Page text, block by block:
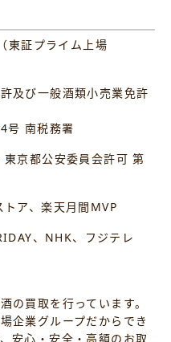
証プライム上場
び一般酒類小売業免許
税務署
公安委員会許可 第
ア、楽天月間MVP
、NHK、フジテレ
の買取を行っています。
企業グループだからでき
安心・安全・高額のお取